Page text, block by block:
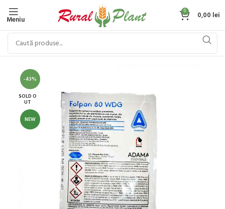
Meniu
0 0,00 lei
-43%
SOLD O
UT
NEW